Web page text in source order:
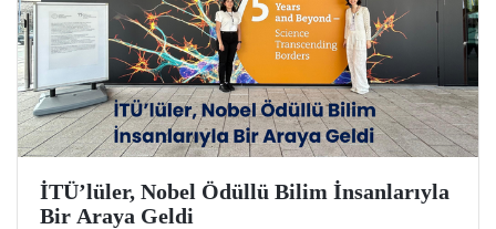
İTÜ’lüler, Nobel Ödüllü Bilim İnsanlarıyla
Bir Araya Geldi